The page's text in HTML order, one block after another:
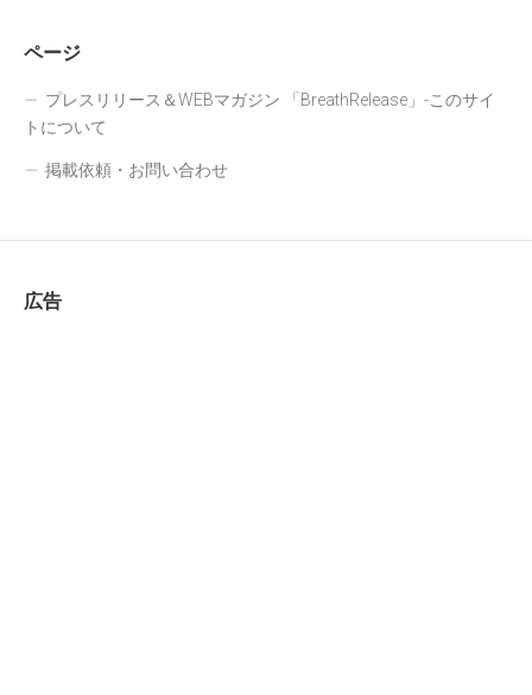
ページ
プレスリリース＆WEBマガジン 「BreathRelease」-このサイ
トについて
掲載依頼・お問い合わせ
広告